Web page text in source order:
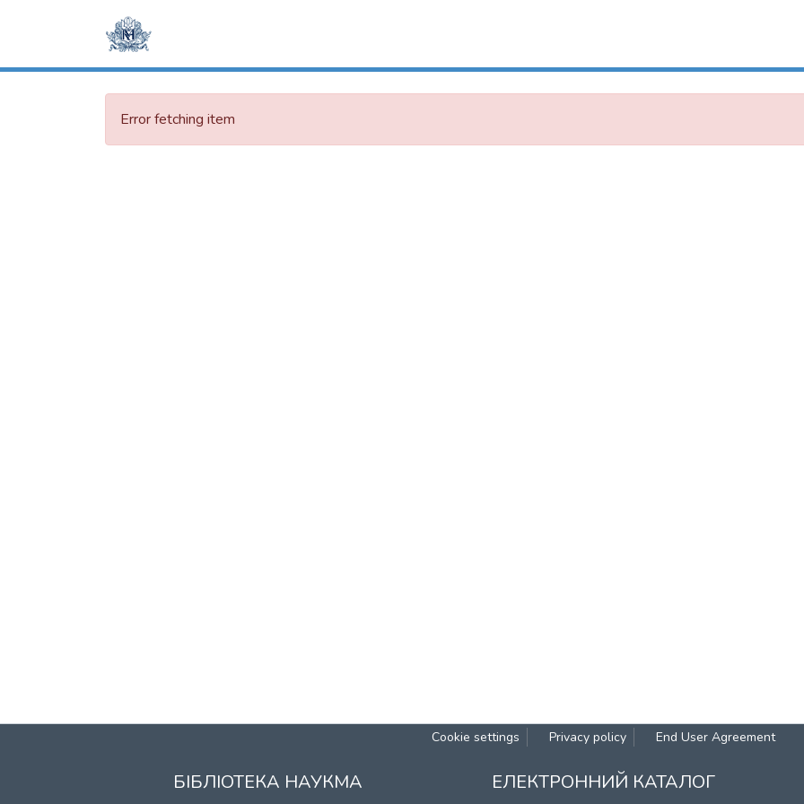
Error fetching item
Cookie settings Privacy policy End User Agreement
БІБЛІОТЕКА НАУКМА ЕЛЕКТРОННИЙ КАТАЛОГ